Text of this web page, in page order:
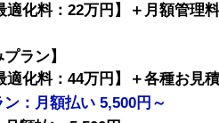
適化料：22万円】＋月額管理料
ラン】
適化料：44万円】＋各種お見
：月額払い 5,500円～